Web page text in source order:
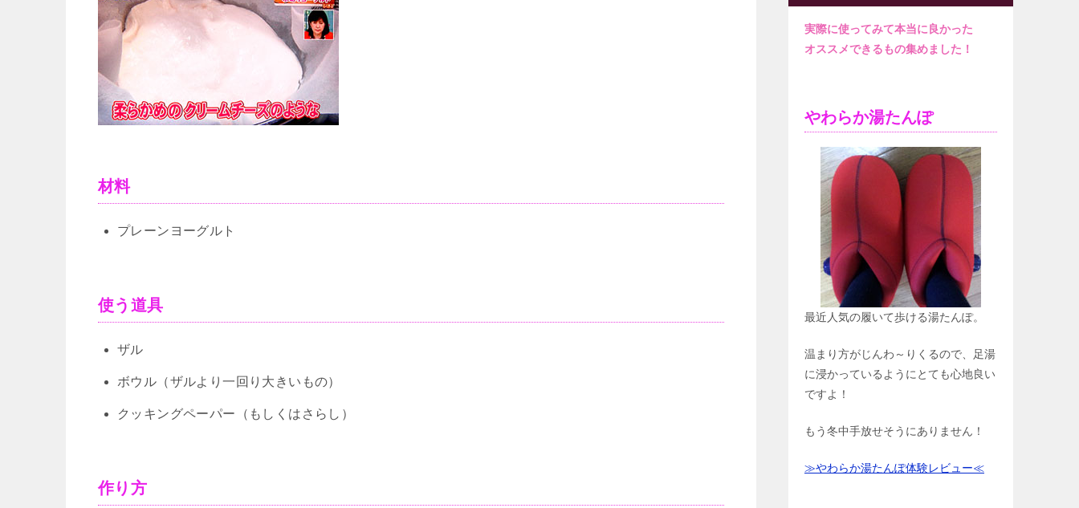
材料
プレーンヨーグルト
使う道具
ザル
ボウル（ザルより一回り大きいもの）
クッキングペーパー（もしくはさらし）
作り方
実際に使ってみて本当に良かった
オススメできるもの集めました！
やわらか湯たんぽ
最近人気の履いて歩ける湯たんぽ。
温まり方がじんわ～りくるので、足湯
に浸かっているようにとても心地良い
ですよ！
もう冬中手放せそうにありません！
≫やわらか湯たんぽ体験レビュー≪